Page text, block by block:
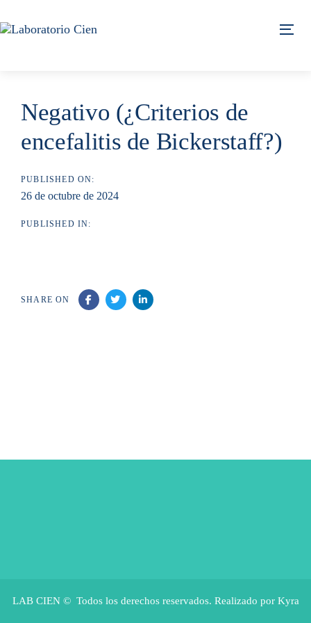
links
to
Negativo (¿Criterios de
encefalitis de Bickerstaff?)
PUBLISHED ON:
26 de octubre de 2024
PUBLISHED IN:
SHARE ON
LAB CIEN © Todos los derechos reservados. Realizado por Kyra